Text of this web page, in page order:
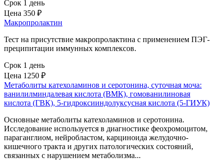
Срок 1 день
Цена 350 ₽
Макропролактин
Тест на присутствие макропролактина с применением ПЭГ-
преципитации иммунных комплексов.
Срок 1 день
Цена 1250 ₽
Метаболиты катехоламинов и серотонина, суточная моча:
ванилилминдалевая кислота (ВМК), гомованилиновая
кислота (ГВК), 5-гидроксииндолуксусная кислота (5-ГИУК)
Основные метаболиты катехоламинов и серотонина.
Исследование используется в диагностике феохромоцитом,
параганглиом, нейробластом, карциноида желудочно-
кишечного тракта и других патологических состояний,
связанных с нарушением метаболизма...